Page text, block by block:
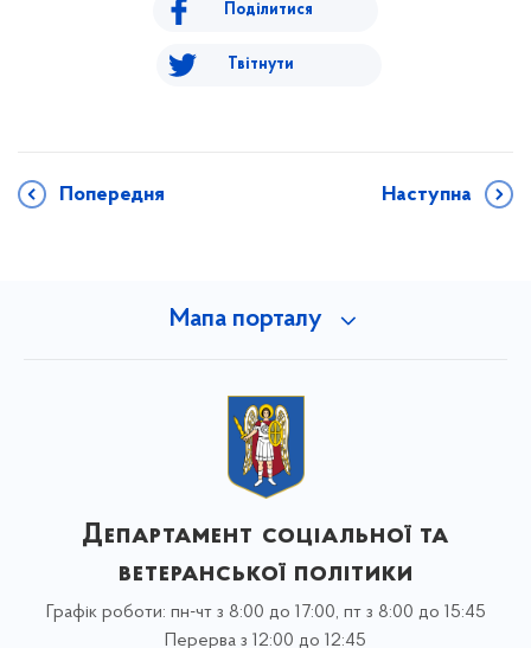
Поділитися
Твітнути
Попередня Наступна
Мапа порталу
Департамент соціальної та
ветеранської політики
Графік роботи: пн-чт з 8:00 до 17:00, пт з 8:00 до 15:45
Перерва з 12:00 до 12:45